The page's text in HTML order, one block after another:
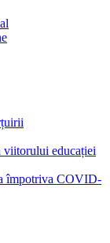
viitorului educației
împotriva COVID-